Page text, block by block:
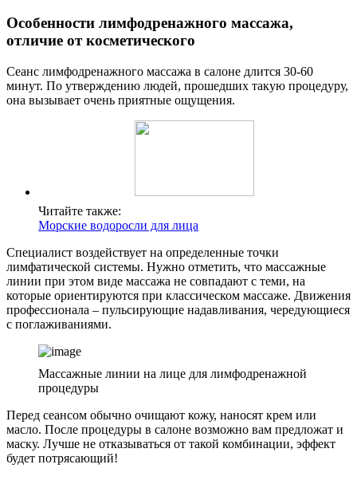
Особенности лимфодренажного массажа,
отличие от косметического
Сеанс лимфодренажного массажа в салоне длится 30-60
минут. По утверждению людей, прошедших такую процедуру,
она вызывает очень приятные ощущения.
Читайте также:
Морские водоросли для лица
Специалист воздействует на определенные точки
лимфатической системы. Нужно отметить, что массажные
линии при этом виде массажа не совпадают с теми, на
которые ориентируются при классическом массаже. Движения
профессионала – пульсирующие надавливания, чередующиеся
с поглаживаниями.
Массажные линии на лице для лимфодренажной
процедуры
Перед сеансом обычно очищают кожу, наносят крем или
масло. После процедуры в салоне возможно вам предложат и
маску. Лучше не отказываться от такой комбинации, эффект
будет потрясающий!